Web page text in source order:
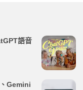
語音
Gemini